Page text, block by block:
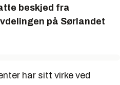
ST-NXP Wireless i
realitet.
beskjed fra
på Sørlandet
har sitt virke ved